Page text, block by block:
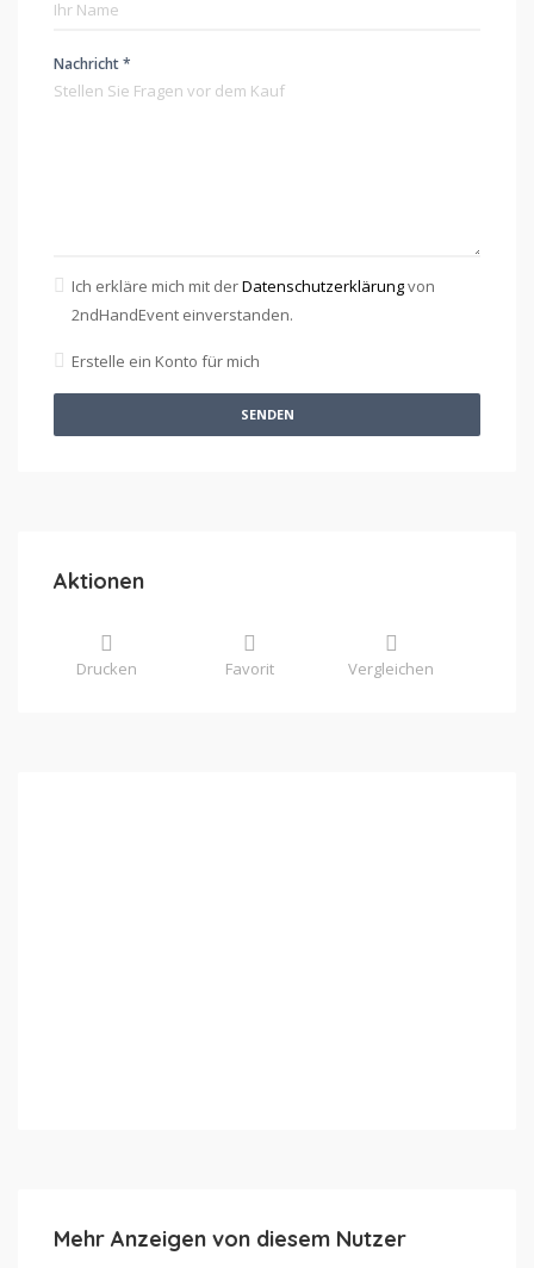
Nachricht *
Ich erkläre mich mit derDatenschutzerklärungvon
2ndHandEvent einverstanden.
Erstelle ein Konto für mich
SENDEN
Aktionen
Drucken Favorit Vergleichen
Mehr Anzeigen von diesem Nutzer